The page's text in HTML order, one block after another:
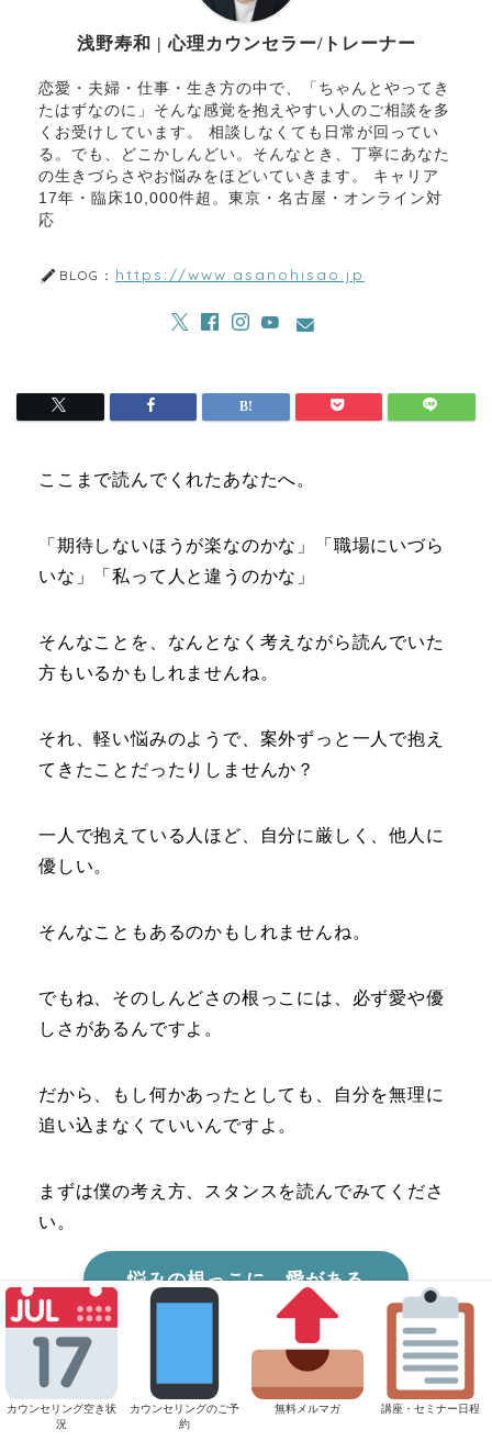
浅野寿和 | 心理カウンセラー/トレーナー
恋愛・夫婦・仕事・生き方の中で、「ちゃんとやってき
たはずなのに」そんな感覚を抱えやすい人のご相談を多
くお受けしています。 相談しなくても日常が回ってい
る。でも、どこかしんどい。そんなとき、丁寧にあなた
の生きづらさやお悩みをほどいていきます。 キャリア
17年・臨床10,000件超。東京・名古屋・オンライン対
応
BLOG： https://www.asanohisao.jp
ここまで読んでくれたあなたへ。
「期待しないほうが楽なのかな」「職場にいづら
いな」「私って人と違うのかな」
そんなことを、なんとなく考えながら読んでいた
方もいるかもしれませんね。
それ、軽い悩みのようで、案外ずっと一人で抱え
てきたことだったりしませんか？
一人で抱えている人ほど、自分に厳しく、他人に
優しい。
そんなこともあるのかもしれませんね。
でもね、そのしんどさの根っこには、必ず愛や優
しさがあるんですよ。
だから、もし何かあったとしても、自分を無理に
追い込まなくていいんですよ。
まずは僕の考え方、スタンスを読んでみてくださ
い。
悩みの根っこに、愛がある
――そのうえで。
カウンセリング空き状
況
カウンセリングのご予
約
無料メルマガ 講座・セミナー日程